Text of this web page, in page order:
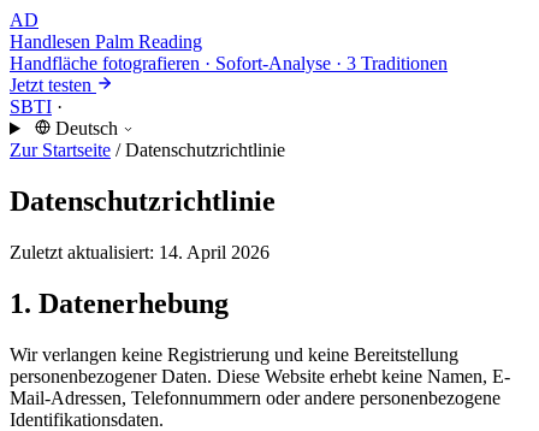
AD
Handlesen Palm Reading
Handfläche fotografieren · Sofort-Analyse · 3 Traditionen
Jetzt testen
SBTI ·
Deutsch
Zur Startseite / Datenschutzrichtlinie
Datenschutzrichtlinie
Zuletzt aktualisiert: 14. April 2026
1. Datenerhebung
Wir verlangen keine Registrierung und keine Bereitstellung
personenbezogener Daten. Diese Website erhebt keine Namen, E-
Mail-Adressen, Telefonnummern oder andere personenbezogene
Identifikationsdaten.